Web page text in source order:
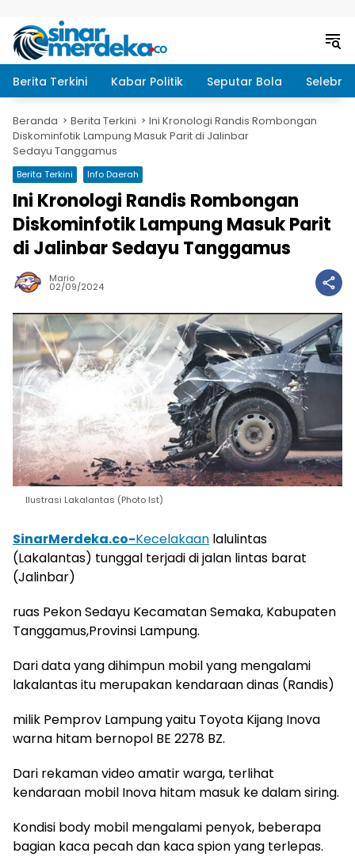
Berita Terkini Kabar Politik Seputar Bola
Beranda Berita Terkini
Ini Kronologi Randis Rombongan
Diskominfotik Lampung Masuk Parit di Jalinbar
Sedayu Tanggamus
Berita Terkini Info Daerah
Ini Kronologi Randis Rombongan
Diskominfotik Lampung Masuk Parit
di Jalinbar Sedayu Tanggamus
Mario
02/09/2024
Ilustrasi Lakalantas (Photo Ist)
SinarMerdeka.co-Kecelakaan lalulintas
(Lakalantas) tunggal terjadi di jalan lintas barat
(Jalinbar)
ruas Pekon Sedayu Kecamatan Semaka, Kabupaten
Tanggamus,Provinsi Lampung.
Dari data yang dihimpun mobil yang mengalami
lakalantas itu merupakan kendaraan dinas (Randis)
milik Pemprov Lampung yaitu Toyota Kijang Inova
warna hitam bernopol BE 2278 BZ.
Dari rekaman video amatir warga, terlihat
kendaraan mobil Inova hitam masuk ke dalam siring.
Kondisi body mobil mengalami penyok, beberapa
bagian kaca pecah dan kaca spion yang terlepas.